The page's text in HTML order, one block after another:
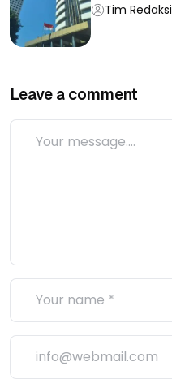
Tim Redaksi
Leave a comment